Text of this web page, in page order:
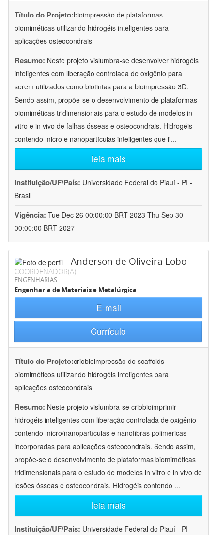
Título do Projeto:bioimpressão de plataformas
biomiméticas utilizando hidrogéis inteligentes para
aplicações osteocondrais
Resumo: Neste projeto vislumbra-se desenvolver hidrogéis
inteligentes com liberação controlada de oxigênio para
serem utilizados como biotintas para a bioimpressão 3D.
Sendo assim, propõe-se o desenvolvimento de plataformas
biomiméticas tridimensionais para o estudo de modelos in
vitro e in vivo de falhas ósseas e osteocondrais. Hidrogéis
contendo micro e nanopartículas inteligentes que li...
leia mais
Instituição/UF/País: Universidade Federal do Piauí - PI -
Brasil
Vigência: Tue Dec 26 00:00:00 BRT 2023-Thu Sep 30
00:00:00 BRT 2027
Anderson de Oliveira Lobo
COORDENADOR(A)
ENGENHARIAS
Engenharia de Materiais e Metalúrgica
E-mail
Currículo
Título do Projeto:criobioimpressão de scaffolds
biomiméticos utilizando hidrogéis inteligentes para
aplicações osteocondrais
Resumo: Neste projeto vislumbra-se criobioimprimir
hidrogéis inteligentes com liberação controlada de oxigênio
contendo micro/nanopartículas e nanofibras poliméricas
incorporadas para aplicações osteocondrais. Sendo assim,
propõe-se o desenvolvimento de plataformas biomiméticas
tridimensionais para o estudo de modelos in vitro e in vivo de
lesões ósseas e osteocondrais. Hidrogéis contendo ...
leia mais
Instituição/UF/País: Universidade Federal do Piauí - PI -